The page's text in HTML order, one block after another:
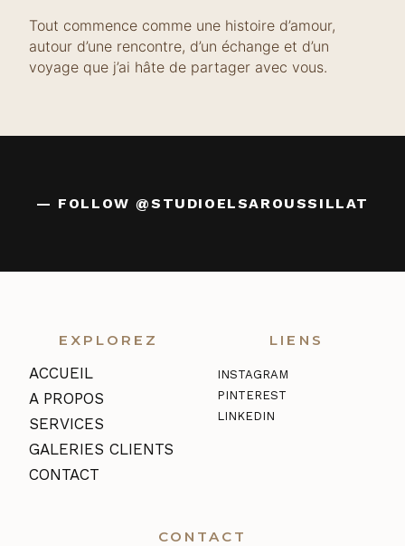
Tout commence comme une histoire d’amour,
autour d’une rencontre, d’un échange et d’un
voyage que j’ai hâte de partager avec vous.
— FOLLOW@STUDIOELSAROUSSILLAT
EXPLOREZ
ACCUEIL
A PROPOS
SERVICES
GALERIES CLIENTS
CONTACT
LIENS
INSTAGRAM
PINTEREST
LINKEDIN
CONTACT